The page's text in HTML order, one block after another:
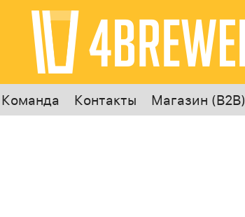
Команда Контакты Магазин (B2B)